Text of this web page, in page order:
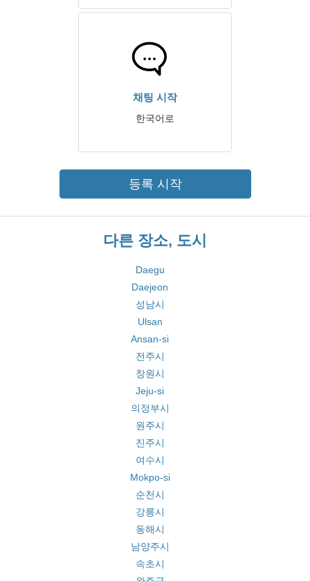
채팅 시작
한국어로
등록 시작
다른 장소, 도시
Daegu
Daejeon
성남시
Ulsan
Ansan-si
전주시
창원시
Jeju-si
의정부시
원주시
진주시
여수시
Mokpo-si
순천시
강릉시
동해시
남양주시
속초시